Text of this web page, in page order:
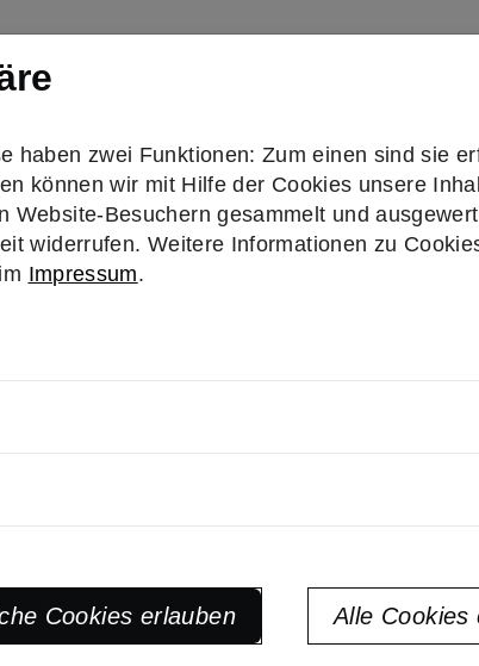
Submenu for "Aktiv werden"
– High-
haben zwei Funktionen: Zum einen sind sie
können wir mit Hilfe der Cookies unsere
Website-Besuchern gesammelt und
widerrufen. Weitere Informationen zu
Impressum.
Cookies erlauben Alle Cookies